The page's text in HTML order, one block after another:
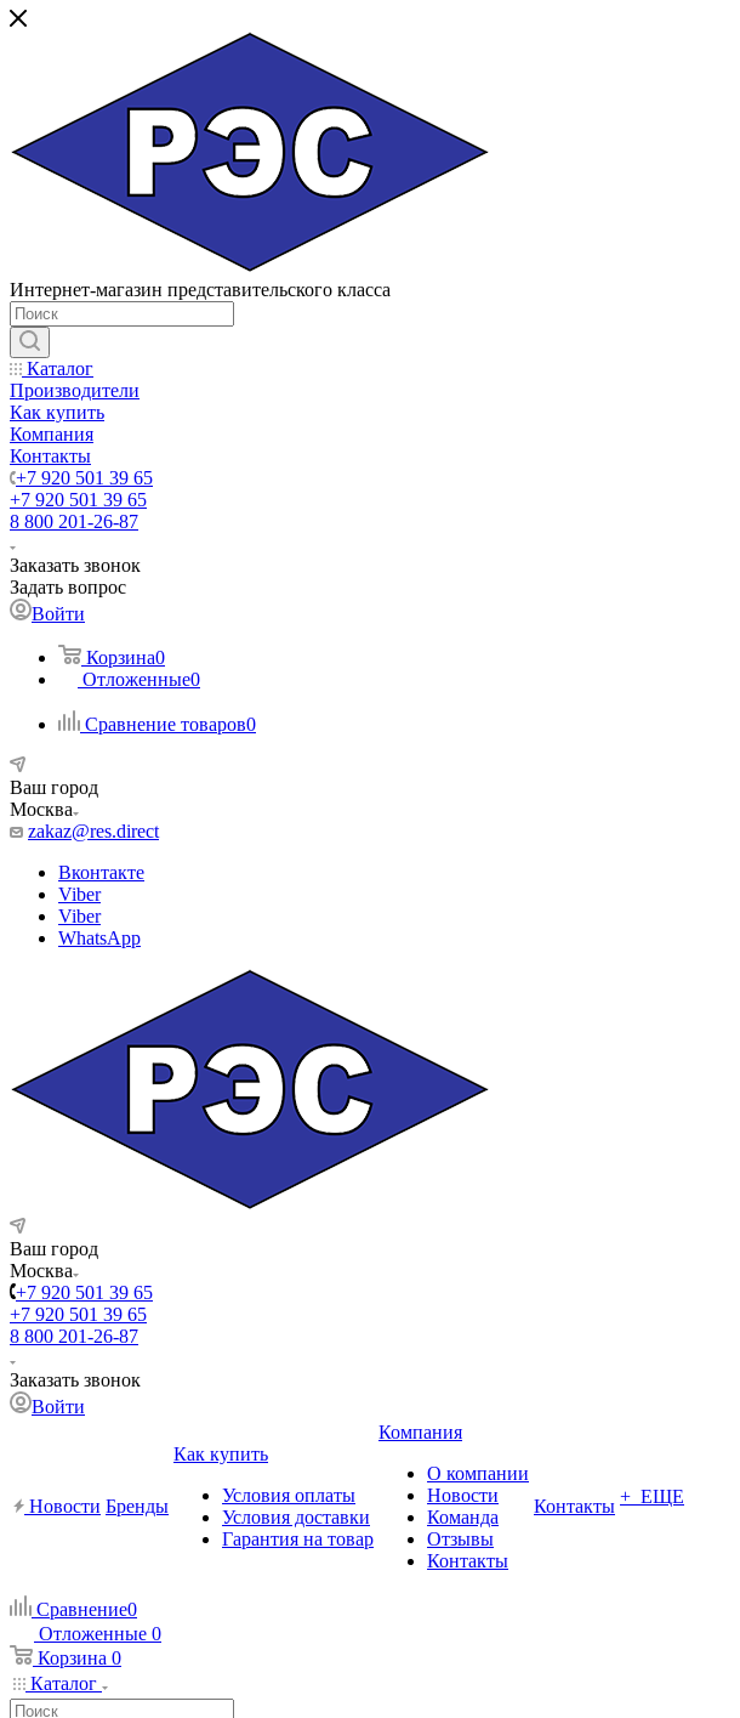
Интернет-магазин представительского класса
Каталог
Производители
Как купить
Компания
Контакты
+7 920 501 39 65
+7 920 501 39 65
8 800 201-26-87
Заказать звонок
Задать вопрос
Войти
Корзина0
Отложенные0
Сравнение товаров0
Ваш город
Москва
zakaz@res.direct
Вконтакте
Viber
Viber
WhatsApp
Ваш город
Москва
+7 920 501 39 65
+7 920 501 39 65
8 800 201-26-87
Заказать звонок
Войти
Новости Бренды
Как купить
Условия оплаты
Условия доставки
Гарантия на товар
Компания
О компании
Новости
Команда
Отзывы
Контакты
Контакты + ЕЩЕ
Сравнение0
Отложенные 0
Корзина 0
Каталог